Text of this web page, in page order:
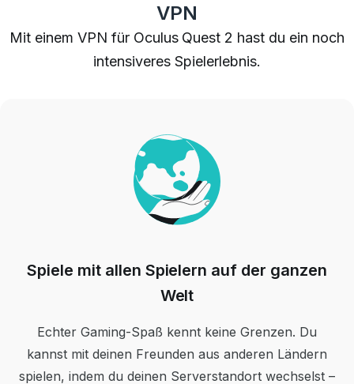
VPN
Mit einem VPN für Oculus Quest 2 hast du ein noch
intensiveres Spielerlebnis.
Spiele mit allen Spielern auf der ganzen
Welt
Echter Gaming-Spaß kennt keine Grenzen. Du
kannst mit deinen Freunden aus anderen Ländern
spielen, indem du deinen Serverstandort wechselst –